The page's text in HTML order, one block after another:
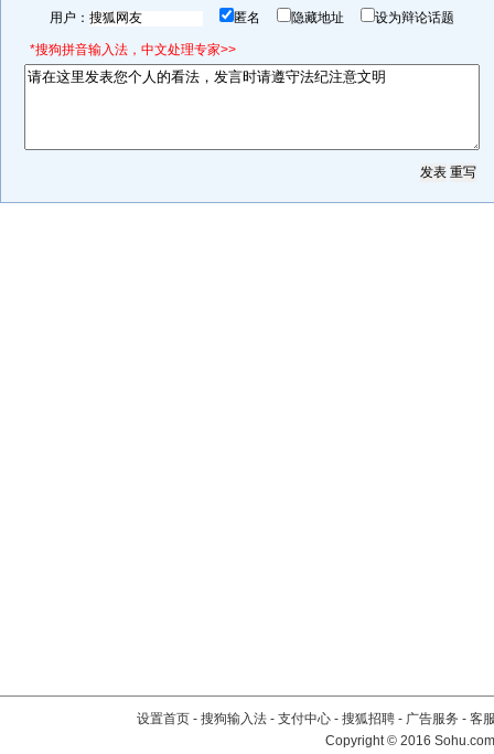
用户： 匿名 隐藏地址 设为辩论话题
*搜狗拼音输入法，中文处理专家>>
设置首页 - 搜狗输入法 - 支付中心 - 搜狐招聘 - 广告服务 - 客
Copyright©2016